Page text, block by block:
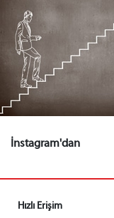
İnstagram'dan
Hızlı Erişim